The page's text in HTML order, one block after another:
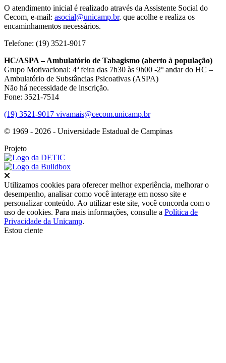
O atendimento inicial é realizado através da Assistente Social do
Cecom, e-mail: asocial@unicamp.br, que acolhe e realiza os
encaminhamentos necessários.
Telefone: (19) 3521-9017
HC/ASPA – Ambulatório de Tabagismo (aberto à população)
Grupo Motivacional: 4ª feira das 7h30 às 9h00 -2º andar do HC –
Ambulatório de Substâncias Psicoativas (ASPA)
Não há necessidade de inscrição.
Fone: 3521-7514
(19) 3521-9017 vivamais@cecom.unicamp.br
© 1969 - 2026 - Universidade Estadual de Campinas
Projeto
Utilizamos cookies para oferecer melhor experiência, melhorar o
desempenho, analisar como você interage em nosso site e
personalizar conteúdo. Ao utilizar este site, você concorda com o
uso de cookies. Para mais informações, consulte a Política de
Privacidade da Unicamp.
Estou ciente